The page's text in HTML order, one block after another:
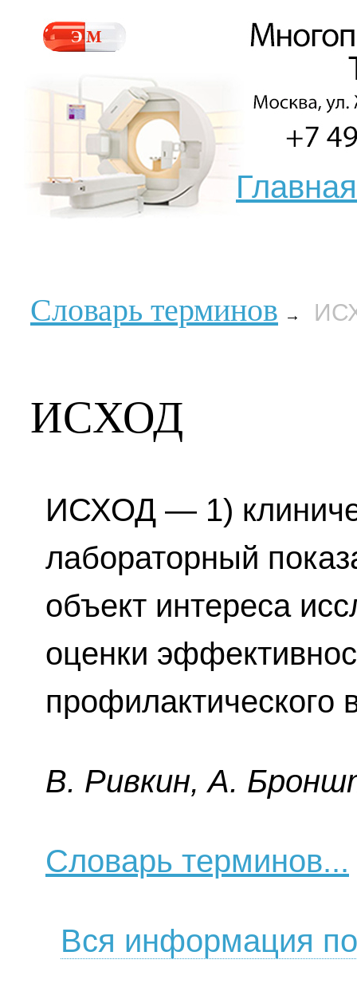
Главная
Словарь терминов →
ИСХОД
ИСХОД — 1)
лабораторный
объект интереса
оценки
профилактического
B. Pивкин, A.
Словарь терминов...
Вся информация